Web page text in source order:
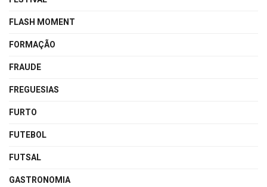
FLASH MOMENT
FORMAÇÃO
FRAUDE
FREGUESIAS
FURTO
FUTEBOL
FUTSAL
GASTRONOMIA